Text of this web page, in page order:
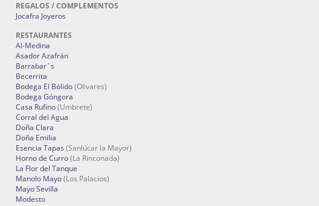
REGALOS / COMPLEMENTOS
Jocafra Joyeros
RESTAURANTES
Al-Medina
Asador Azafrán
Barrabar´s
Becerrita
Bodega El Bólido(Olivares)
Bodega Góngora
Casa Rufino(Umbrete)
Corral del Agua
Doña Clara
Doña Emilia
Esencia Tapas (Sanlúcar la Mayor)
Horno de Curro(La Rinconada)
La Flor del Tanque
Manolo Mayo(Los Palacios)
Mayo Sevilla
Modesto